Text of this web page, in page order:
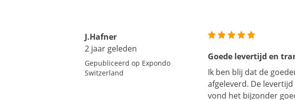
J.Hafner
2 jaar geleden
Gepubliceerd op Expondo
Switzerland
Goede levertijd en
Ik ben blij dat de
afgeleverd. De
vond het bijzonder